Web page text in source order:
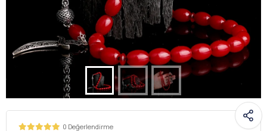
0 Değerlendirme